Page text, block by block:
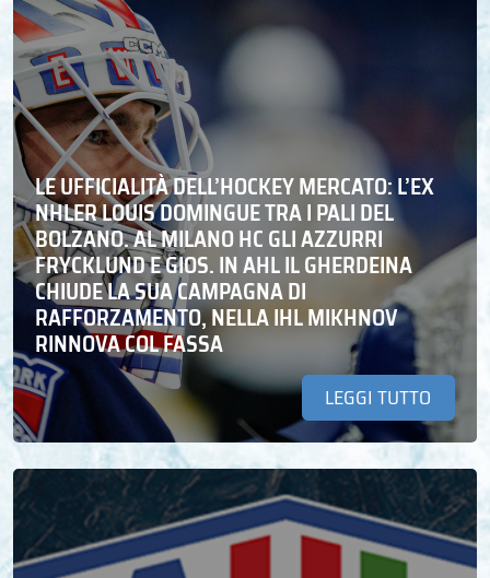
LE UFFICIALITÀ DELL’HOCKEY MERCATO: L’EX
NHLER LOUIS DOMINGUE TRA I PALI DEL
BOLZANO. AL MILANO HC GLI AZZURRI
FRYCKLUND E GIOS. IN AHL IL GHERDEINA
CHIUDE LA SUA CAMPAGNA DI
RAFFORZAMENTO, NELLA IHL MIKHNOV
RINNOVA COL FASSA
LEGGI TUTTO